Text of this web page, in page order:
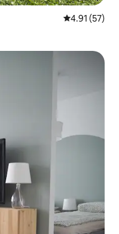
평점 4.91점
4.91 (57)